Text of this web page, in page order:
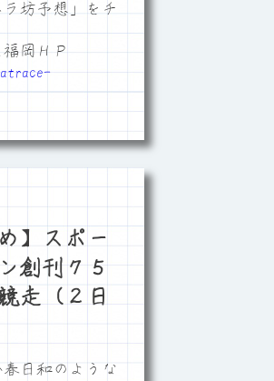
坊予想」をチ
福岡ＨＰ
】スポー
創刊７５
走（２日
日和のような